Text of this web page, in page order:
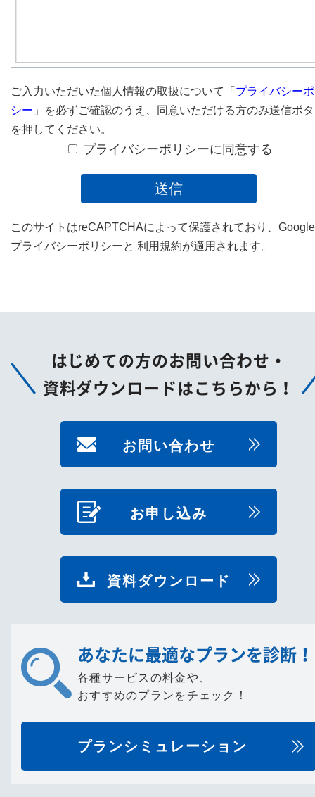
ご入力いただいた個人情報の取扱について「 プライバシー
シー 」を必ずご確認のうえ、
同意いただける方のみ送信ボ
を押してください。
プライバシーポリシーに同意する
このサイトはreCAPTCHAによって保護されており、
プライバシーポリシーと 利用規約が適用されます。
はじめての方のお問い合わせ・
資料ダウンロードはこちらから！
お問い合わせ
お申し込み
資料ダウンロード
あなたに最適なプランを診断！
各種サービスの料金や、
おすすめのプランをチェック！
プランシミュレーション